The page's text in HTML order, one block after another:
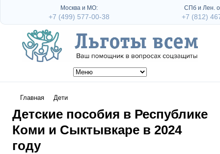
Главная Дети
Детские пособия в Республике
Коми и Сыктывкаре в 2024
году
Москва и МО:
+7 (499) 577-00-38
СПб и Лен.
+7 (812)